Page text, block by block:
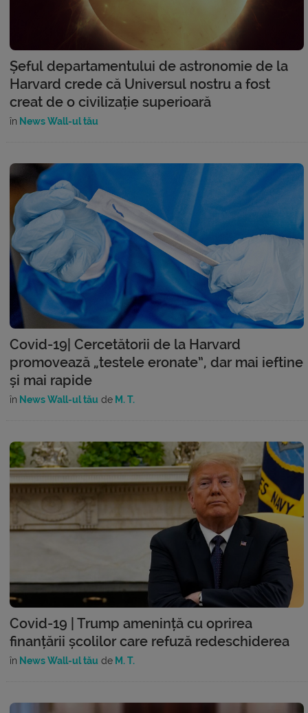
Șeful departamentului de astronomie de la
Harvard crede că Universul nostru a fost
creat de o civilizație superioară
în News Wall-ul tău
Covid-19| Cercetătorii de la Harvard
promovează „testele eronate”, dar mai ieftine
și mai rapide
în News Wall-ul tău de M. T.
Covid-19 | Trump amenință cu oprirea
finanțării școlilor care refuză redeschiderea
în News Wall-ul tău de M. T.